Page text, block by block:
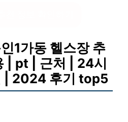
1가동 헬스장 추
| pt | 근처 | 24시
| 2024 후기 top5